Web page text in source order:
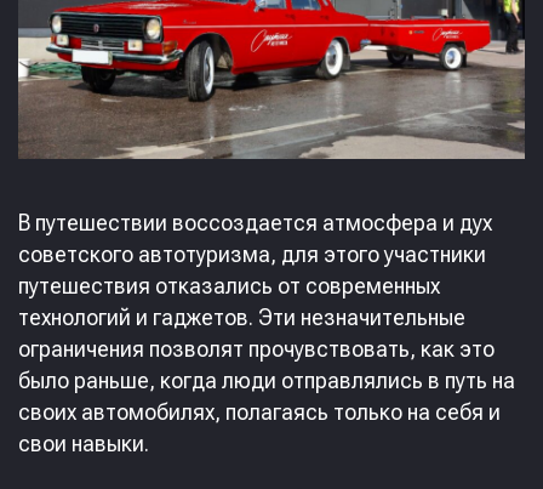
В путешествии воссоздается атмосфера и дух
советского автотуризма, для этого участники
путешествия отказались от современных
технологий и гаджетов. Эти незначительные
ограничения позволят прочувствовать, как это
было раньше, когда люди отправлялись в путь на
своих автомобилях, полагаясь только на себя и
свои навыки.